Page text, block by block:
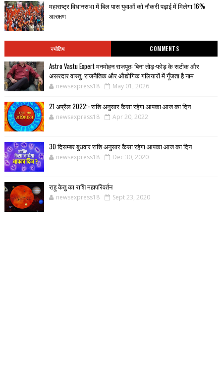
महाराष्ट्र विधानसभा में बिल पास युवाओं को नौकरी पढ़ाई में मिलेगा 16%
आरक्षण
ज्योतिष COMMENTS
Astro Vastu Expert मनमोहन राजपूत: बिना तोड़-फोड़ के सटीक और
असरदार वास्तु, राजनैतिक और औद्योगिक गलियारों में गूँजता है नाम
newsexpress18 May 01, 2026
21 अप्रैल 2022:- राशि अनुसार कैसा रहेगा आपका आज का दिन
newsexpress18 Apr 20, 2022
30 दिसम्बर बुधवार राशि अनुसार कैसा रहेगा आपका आज का दिन
newsexpress18 Dec 30, 2020
राहु केतु का राशि महापरिवर्तन
newsexpress18 Sept 23, 2020